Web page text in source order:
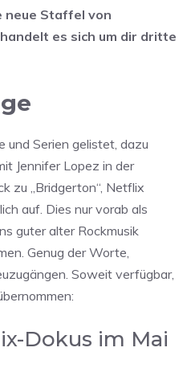
neue Staffel von
es sich um dir dritte
und Serien gelistet, dazu
Jennifer Lopez in der
zu „Bridgerton“, Netflix
auf. Dies nur vorab als
guter alter Rockmusik
Genug der Worte,
Soweit verfügbar,
Dokus im Mai